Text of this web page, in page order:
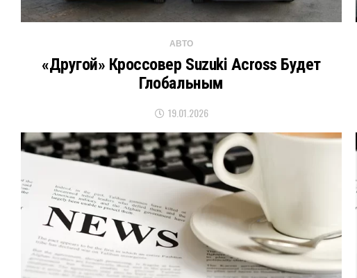
АВТО
«Другой» Кроссовер Suzuki Across Будет
Глобальным
19.01.2026